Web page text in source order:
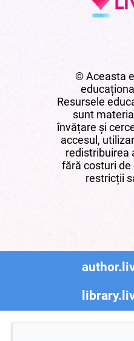
© Aceasta
Resursele
sunt
învățare și
accesul,
redistribuirea
fără costuri
restricții